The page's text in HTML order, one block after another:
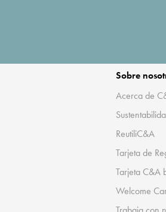
Sobre
Acerca de
ReutiliC&A
Tarjeta de
Tarjeta C&A
Welcome